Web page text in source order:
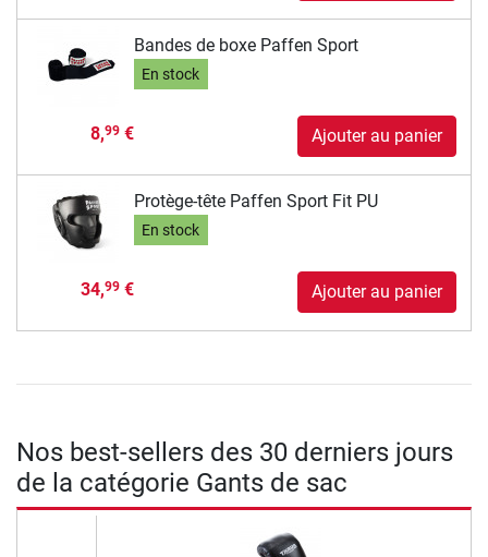
Bandes de boxe Paffen Sport
En stock
8,99€ Ajouter au panier
Protège-tête Paffen Sport Fit PU
En stock
34,99€ Ajouter au panier
Nos best-sellers des 30 derniers jours
de la catégorie Gants de sac